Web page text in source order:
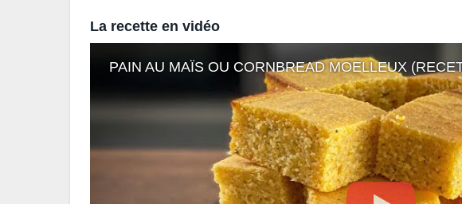
La recette en vidéo
PAIN AU MAÏS OU CORNBREAD MOELLEUX